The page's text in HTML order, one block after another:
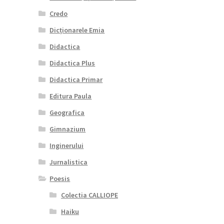
Credo
Dicționarele Emia
Didactica
Didactica Plus
Didactica Primar
Editura Paula
Geografica
Gimnazium
Inginerului
Jurnalistica
Poesis
Colectia CALLIOPE
Haiku